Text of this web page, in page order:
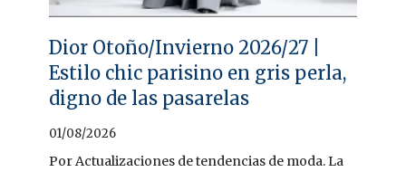
Dior Otoño/Invierno 2026/27 |
Estilo chic parisino en gris perla,
digno de las pasarelas
01/08/2026
Por Actualizaciones de tendencias de moda. La